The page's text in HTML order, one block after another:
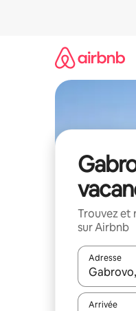
Trouvez et
sur Airbnb
Adresse
Lorsque
Arrivée